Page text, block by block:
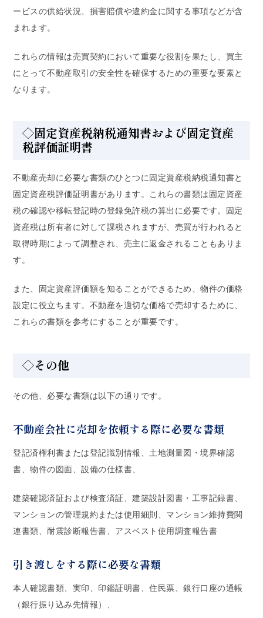
ービスの供給状況、損害賠償や違約金に関する事項などが含
まれます。
これらの情報は売買契約において重要な役割を果たし、買主
にとって不動産取引の安全性を確保するための重要な要素と
なります。
◇固定資産税納税通知書および固定資産
税評価証明書
不動産売却に必要な書類のひとつに固定資産税納税通知書と
固定資産税評価証明書があります。これらの書類は固定資産
税の確認や移転登記時の登録免許税の算出に必要です。固定
資産税は所有者に対して課税されますが、売買が行われると
取得時期によって調整され、売主に返金されることもありま
す。
また、固定資産評価額を知ることができるため、物件の価格
設定に役立ちます。不動産を適切な価格で売却するために、
これらの書類を参考にすることが重要です。
◇その他
その他、必要な書類は以下の通りです。
不動産会社に売却を依頼する際に必要な書類
登記済権利書または登記識別情報、土地測量図・境界確認
書、物件の図面、設備の仕様書、
建築確認済証および検査済証、建築設計図書・工事記録書、
マンションの管理規約または使用細則、マンション維持費関
連書類、耐震診断報告書、アスベスト使用調査報告書
引き渡しをする際に必要な書類
本人確認書類、実印、印鑑証明書、住民票、銀行口座の通帳
（銀行振り込み先情報）、